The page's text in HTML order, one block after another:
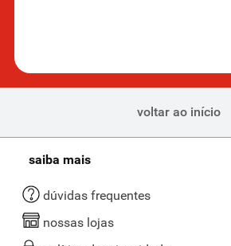
voltar ao início
saiba mais
dúvidas frequentes
nossas lojas